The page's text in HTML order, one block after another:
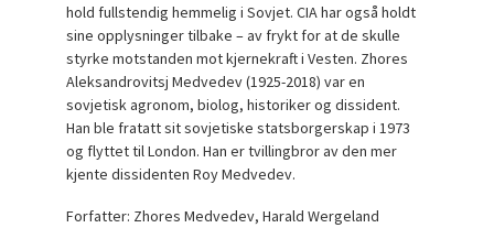
hold fullstendig hemmelig i Sovjet. CIA har også holdt
sine opplysninger tilbake – av frykt for at de skulle
styrke motstanden mot kjernekraft i Vesten. Zhores
Aleksandrovitsj Medvedev (1925-2018) var en
sovjetisk agronom, biolog, historiker og dissident.
Han ble fratatt sit sovjetiske statsborgerskap i 1973
og flyttet til London. Han er tvillingbror av den mer
kjente dissidenten Roy Medvedev.
Forfatter: Zhores Medvedev, Harald Wergeland